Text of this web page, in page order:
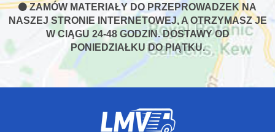
ZAMÓW MATERIAŁY DO PRZEPROWADZEK NA
NASZEJ STRONIE INTERNETOWEJ, A OTRZYMASZ JE
W CIĄGU 24-48 GODZIN. DOSTAWY OD
PONIEDZIAŁKU DO PIĄTKU.